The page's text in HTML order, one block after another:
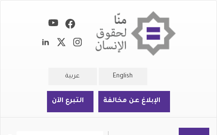
English عربية
الإبلاغ عن مخالفة التبرع الآن